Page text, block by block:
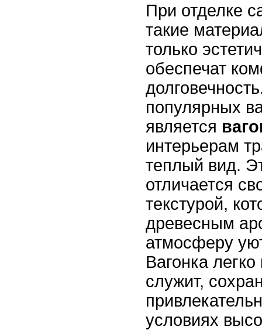
При отделке
такие
только
обеспечат
популярных
является
интерьерам
теплый вид.
отличается
текстурой,
древесным
атмосферу
Вагонка
служит,
условиях